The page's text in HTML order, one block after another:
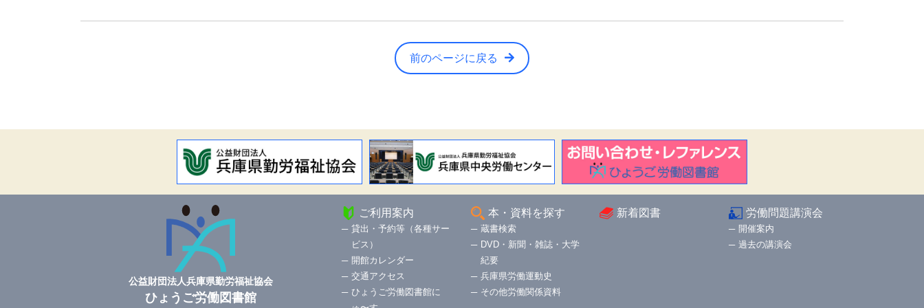
前のページに戻る
ご利用案内
貸出・予約等（各種サー
ビス）
開館カレンダー
交通アクセス
ひょうご労働図書館に
本・資料を探す
蔵書検索
DVD・新聞・雑誌・大学
紀要
兵庫県労働運動史
その他労働関係資料
新着図書 労働問題講演会
開催案内
過去の講演会
公益財団法人兵庫県勤労福祉協会
ひょうご労働図書館